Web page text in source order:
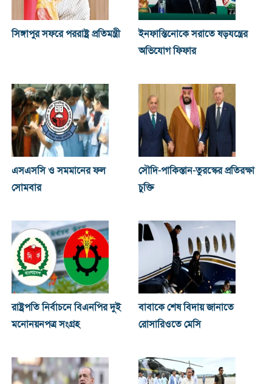
সিঙ্গাপুর সফরে পররাষ্ট্র প্রতিমন্ত্রী
ইনফান্তিনোকে সরাতে ষড়যন্ত্রের
অভিযোগ ফিফার
এসএসসি ও সমমানের ফল
সোমবার
সৌদি-পাকিস্তান-তুরস্কের প্রতিরক্ষা
চুক্তি
রাষ্ট্রপতি নির্বাচনে বিএনপির দুই
মনোনয়নপত্র সংগ্রহ
বাবাকে শেষ বিদায় জানাতে
রোসারিওতে মেসি